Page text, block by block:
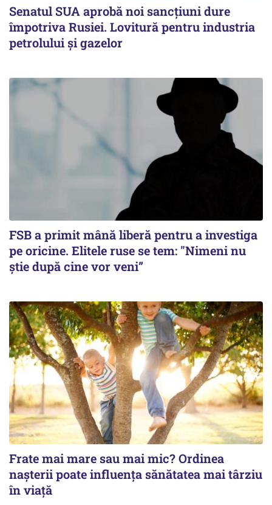
Senatul SUA aprobă noi sancțiuni dure
împotriva Rusiei. Lovitură pentru industria
petrolului și gazelor
FSB a primit mână liberă pentru a investiga
pe oricine. Elitele ruse se tem: "Nimeni nu
știe după cine vor veni”
Frate mai mare sau mai mic? Ordinea
nașterii poate influența sănătatea mai târziu
în viață